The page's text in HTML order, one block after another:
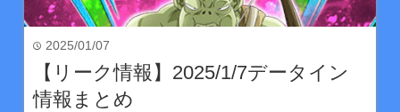
time 2025/01/07
【リーク情報】2025/1/7データイン
情報まとめ